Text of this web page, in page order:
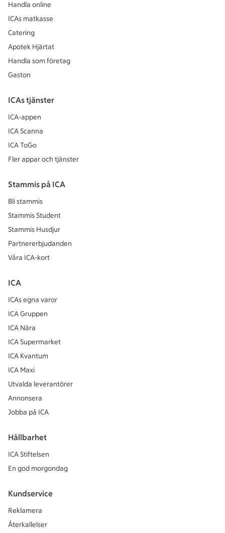
Handla online
ICAs matkasse
Catering
Apotek Hjärtat
Handla som företag
Gaston
ICAs tjänster
ICA-appen
ICA Scanna
ICA ToGo
Fler appar och tjänster
Stammis på ICA
Bli stammis
Stammis Student
Stammis Husdjur
Partnererbjudanden
Våra ICA-kort
ICA
ICAs egna varor
ICA Gruppen
ICA Nära
ICA Supermarket
ICA Kvantum
ICA Maxi
Utvalda leverantörer
Annonsera
Jobba på ICA
Hållbarhet
ICA Stiftelsen
En god morgondag
Kundservice
Reklamera
Återkallelser